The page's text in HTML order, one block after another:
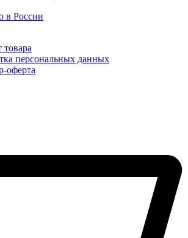
в России
товара
персональных данных
оферта